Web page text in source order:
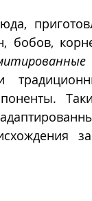
бобов,